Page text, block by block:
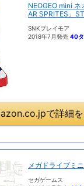
NEOGEO mini
AR SPRITES」
SNKプレイモア
2018年7月発売 40タ
で詳細
メガドライブミニ
セガゲームス